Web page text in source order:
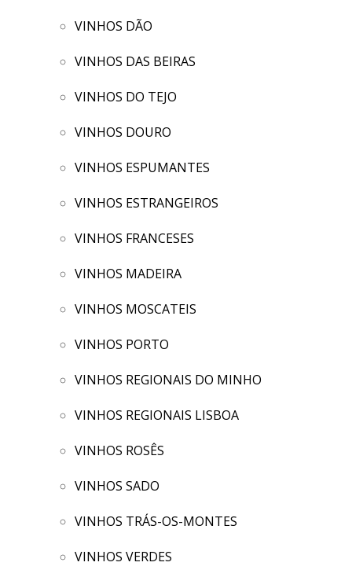
VINHOS DÃO
VINHOS DAS BEIRAS
VINHOS DO TEJO
VINHOS DOURO
VINHOS ESPUMANTES
VINHOS ESTRANGEIROS
VINHOS FRANCESES
VINHOS MADEIRA
VINHOS MOSCATEIS
VINHOS PORTO
VINHOS REGIONAIS DO MINHO
VINHOS REGIONAIS LISBOA
VINHOS ROSÊS
VINHOS SADO
VINHOS TRÁS-OS-MONTES
VINHOS VERDES